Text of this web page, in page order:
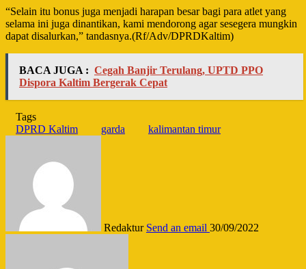
“Selain itu bonus juga menjadi harapan besar bagi para atlet yang
selama ini juga dinantikan, kami mendorong agar sesegera mungkin
dapat disalurkan,” tandasnya.(Rf/Adv/DPRDKaltim)
BACA JUGA : Cegah Banjir Terulang, UPTD PPO
Dispora Kaltim Bergerak Cepat
Tags
DPRD Kaltim
garda kalimantan timur
Redaktur Send an email 30/09/2022